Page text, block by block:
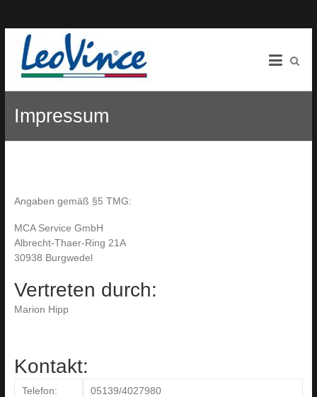
content
Leovince.de
ABE
Shop
Zweirad
Impressum
Angaben gemäß §5 TMG:
MCA Service GmbH
Albrecht-Thaer-Ring 21A
30938 Burgwedel
Vertreten durch:
Marion Hipp
Kontakt:
Telefon: 05139/4027980